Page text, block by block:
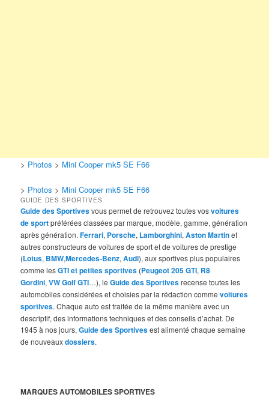
> Photos > Mini Cooper mk5 SE F66
> Photos > Mini Cooper mk5 SE F66
GUIDE DES SPORTIVES
Guide des Sportivesvous permet de retrouvez toutes vosvoitures
de sportpréférées classées par marque, modèle, gamme, génération
après génération.Ferrari, Porsche, Lamborghini,Aston Martinet
autres constructeurs de voitures de sport et de voitures de prestige
(Lotus, BMW,Mercedes-Benz,Audi), aux sportives plus populaires
comme lesGTI et petites sportives (Peugeot 205 GTI, R8
Gordini,VW Golf GTI…), leGuide des Sportivesrecense toutes les
automobiles considérées et choisies par la rédaction commevoitures
sportives. Chaque auto est traitée de la même manière avec un
descriptif, des informations techniques et des conseils d’achat. De
1945 à nos jours,Guide des Sportivesest alimenté chaque semaine
de nouveauxdossiers.
MARQUES AUTOMOBILES SPORTIVES